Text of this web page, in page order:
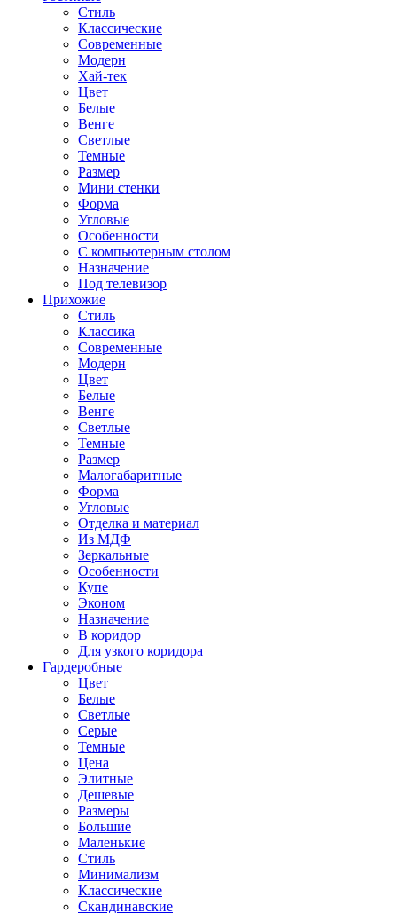
Стиль
Классические
Современные
Модерн
Хай-тек
Цвет
Белые
Венге
Светлые
Темные
Размер
Мини стенки
Форма
Угловые
Особенности
С компьютерным столом
Назначение
Под телевизор
Прихожие
Стиль
Классика
Современные
Модерн
Цвет
Белые
Венге
Светлые
Темные
Размер
Малогабаритные
Форма
Угловые
Отделка и материал
Из МДФ
Зеркальные
Особенности
Купе
Эконом
Назначение
В коридор
Для узкого коридора
Гардеробные
Цвет
Белые
Светлые
Серые
Темные
Цена
Элитные
Дешевые
Размеры
Большие
Маленькие
Стиль
Минимализм
Классические
Скандинавские